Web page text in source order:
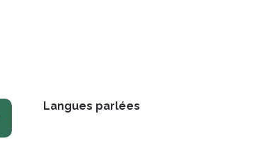
Langues parlées
Langues parlées